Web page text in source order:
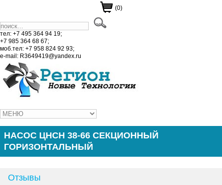
(0)
тел: +7 495 364 94 19;
+7 985 364 68 67;
моб.тел: +7 958 824 92 93;
e-mail: R3649419@yandex.ru
НАСОС ЦНСН 38-66 СЕКЦИОННЫЙ
ГОРИЗОНТАЛЬНЫЙ
Отзывы